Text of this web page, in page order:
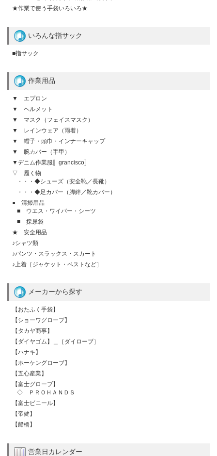
★作業で使う手袋いろいろ★
いろんな指サック
■指サック
作業用品
▼ エプロン
▼ ヘルメット
▼ マスク（フェイスマスク）
▼ レインウェア（雨着）
▼ 帽子・頭巾・インナーキャップ
▼ 腕カバー（手甲）
▼デニム作業服〚grancisco〛
▽ 履く物
・・・◆シューズ（安全靴／長靴）
・・・◆足カバー（脚絆／靴カバー）
● 清掃用品
■ ウエス・ワイパー・シーツ
■ 採尿袋
★ 安全用品
♪シャツ類
♪パンツ・スラックス・スカート
♪上着［ジャケット・ベストなど］
メーカーから探す
【おたふく手袋】
【ショーワグローブ】
【タカヤ商事】
【ダイヤゴム】＿［ダイローブ］
【ハナキ】
【ホーケングローブ】
【五心産業】
【富士グローブ】
◇ ＰＲＯＨＡＮＤＳ
【富士ビニール】
【帝健】
【船橋】
営業日カレンダー